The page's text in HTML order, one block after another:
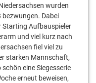
wurden
Dabei
Starting Aufbauspieler
und viel kurz nach
fiel viel zu
starken Mannschaft,
eine Siegesserie
erneut beweisen,